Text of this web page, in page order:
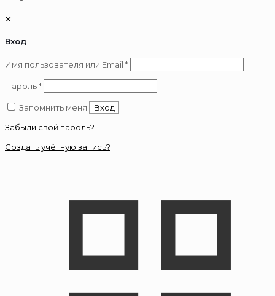
✕
Вход
Имя пользователя или Email *Обязательно
Пароль*Обязательно
Запомнить меня
Вход
Забыли свой пароль?
Создать учётную запись?